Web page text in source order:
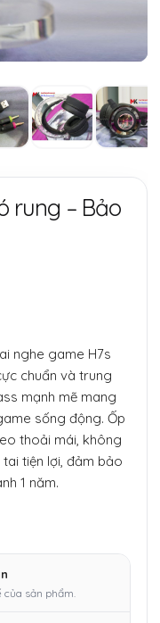
rung – Bảo
nghe game H7s
chuẩn và trung
mạnh mẽ mang
sống động. Ốp
thoải mái, không
tiện lợi, đảm bảo
1 năm.
sản phẩm.